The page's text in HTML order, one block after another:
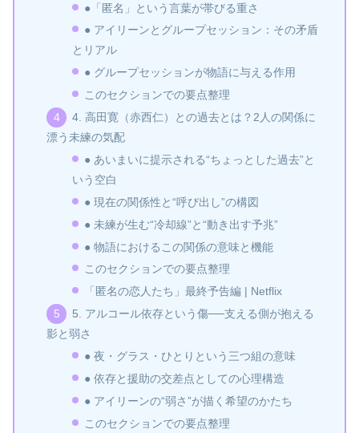
●「匿名」という言葉が帯びる重さ
● アイリーンとグループセッション：その矛盾
とリアル
● グループセッションが物語に与える作用
このセクションでの要点整理
4. 高田寛（赤西仁）との過去とは？2人の関係に
漂う未練の気配
● あいまいに提示される“ちょっとした過去”と
いう空白
● 現在の関係性と“呼び出し”の構図
● 未練が生む“冷却線”と“動き出す予兆”
● 物語におけるこの関係の意味と機能
このセクションでの要点整理
「匿名の恋人たち」最終予告編 | Netflix
5. アルコール依存という傷──支える側が抱える
影と弱さ
● 夜・グラス・ひとりという三つ組の意味
● 依存と援助の交差点としての心理構造
● アイリーンの“弱さ”が描く希望のかたち
このセクションでの要点整理